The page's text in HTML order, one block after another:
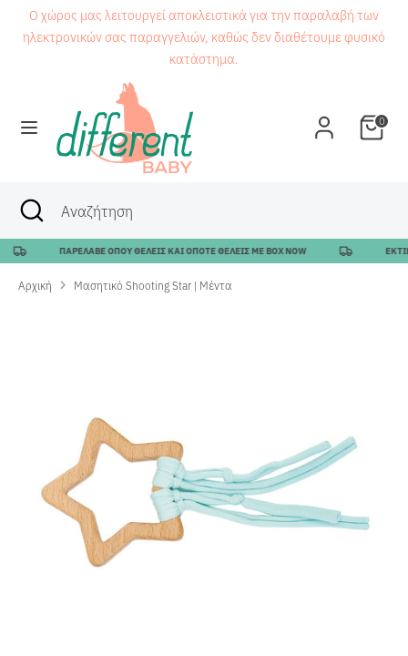
Μετάβαση
Ο χώρος μας λειτουργεί αποκλειστικά για την παραλαβή των
ηλεκτρονικών σας παραγγελιών, καθώς δεν διαθέτουμε φυσικό
κατάστημα.
0
Αναζήτηση
ΑναζήτησηΑναζήτηση
Κλείσιμο
αναζήτησης
ΠΑΡΕΛΑΒΕ ΟΠΟΥ ΘΕΛΕΙΣ ΚΑΙ ΟΠΟΤΕ ΘΕΛΕΙΣ ΜΕ BOX NOW
Αρχική Μασητικό Shooting Star | Μέντα